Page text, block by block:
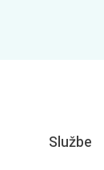
Službe